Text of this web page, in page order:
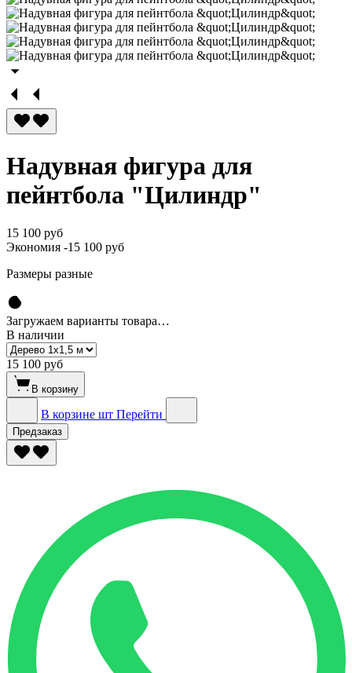
Надувная фигура для
пейнтбола "Цилиндр"
15 100 руб
Экономия -15 100 руб
Размеры разные
Загружаем варианты товара…
В наличии
15 100 руб
В корзину
В корзине шт Перейти
Предзаказ